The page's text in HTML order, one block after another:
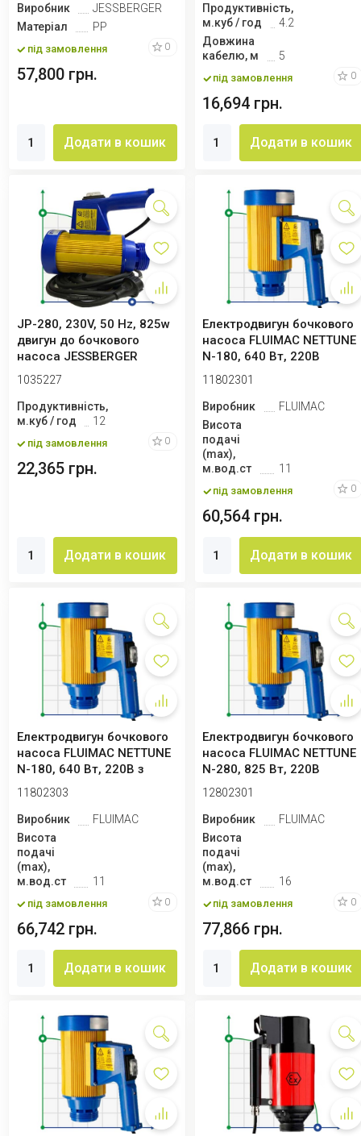
Виробник
JESSBERGER
Матеріал
PP
під замовлення 0
57,800 грн.
Додати в кошик
Продуктивність,
м.куб / год
4.2
Довжина
кабелю, м
5
під замовлення 0
16,694 грн.
Додати в кошик
JP-280, 230V, 50 Hz, 825w
двигун до бочкового
насоса JESSBERGER
1035227
Продуктивність,
м.куб / год
12
під замовлення 0
22,365 грн.
Додати в кошик
Електродвигун бочкового
насоса FLUIMAC NETTUNE
N-180, 640 Вт, 220B
11802301
Виробник
FLUIMAC
Висота
подачі
(max),
м.вод.ст
11
під замовлення 0
60,564 грн.
Додати в кошик
Електродвигун бочкового
насоса FLUIMAC NETTUNE
N-180, 640 Вт, 220B з
регулюва...
11802303
Виробник
FLUIMAC
Висота
подачі
(max),
м.вод.ст
11
під замовлення 0
66,742 грн.
Додати в кошик
Електродвигун бочкового
насоса FLUIMAC NETTUNE
N-280, 825 Вт, 220B
12802301
Виробник
FLUIMAC
Висота
подачі
(max),
м.вод.ст
16
під замовлення 0
77,866 грн.
Додати в кошик